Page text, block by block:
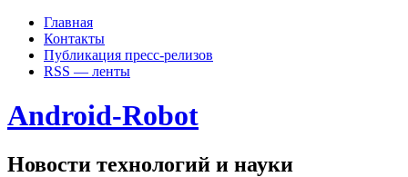
Главная
Контакты
Публикация пресс-релизов
RSS — ленты
Android-Robot
Новости технологий и науки